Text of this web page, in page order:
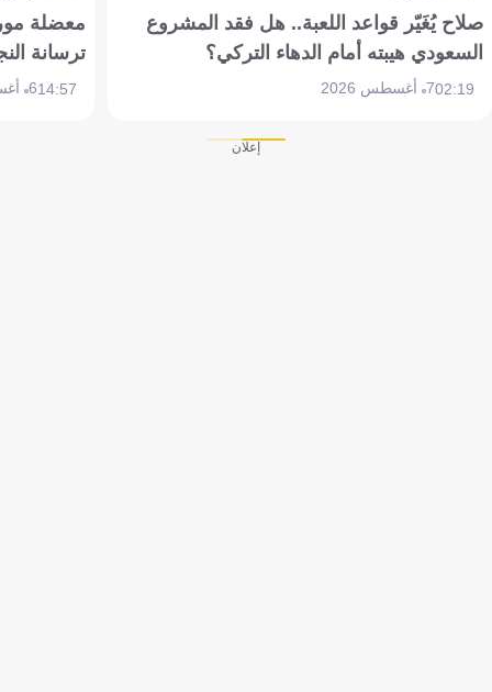
صلاح يُغَيّر قواعد اللعبة.. هل فقد المشروع
السعودي هيبته أمام الدهاء التركي؟
02:197 أغسطس 2026
معضلة
ترسانة
14:576 أغسطس 2026
إعلان